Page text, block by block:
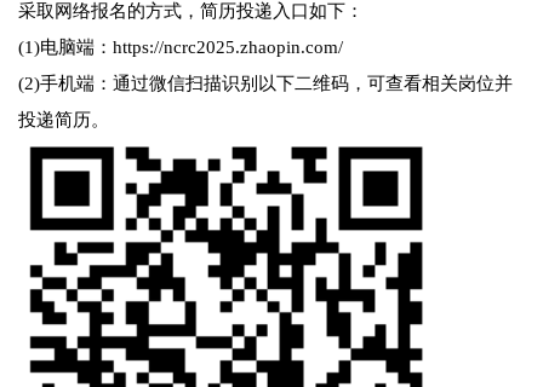
采取网络报名的方式，简历投递入口如下：
(1)电脑端：https://ncrc2025.zhaopin.com/
(2)手机端：通过微信扫描识别以下二维码，可查看相关岗位并
投递简历。